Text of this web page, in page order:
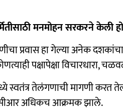
मनमोहन सरकरने केली
प्रवास हा गेल्या अनेक
पक्षापेक्षा विचारधारा,
तेलंगणाची मागणी करत
अधिकच आक्रमक झाले.